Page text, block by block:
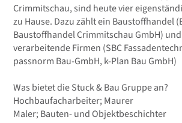
Crimmitschau, sind heute vier
zu Hause. Dazu zählt ein Baustoffhandel
Baustoffhandel Crimmitschau GmbH)
verarbeitende Firmen (SBC
passnorm Bau-GmbH, k-Plan Bau GmbH)
Was bietet die Stuck & Bau Gruppe an?
Hochbaufacharbeiter; Maurer
Maler; Bauten- und Objektbeschichter